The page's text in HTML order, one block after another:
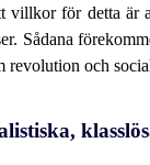
villkor för detta är
Sådana
revolution och